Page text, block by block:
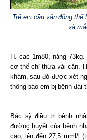
Trẻ em cần vận động
và
H. cao 1m80, nặng
cơ thể chỉ thừa vài cân.
khám, sau đó được xét
thông báo em bị bệnh đái
Bác sỹ điều trị bệnh
đường huyết của bệnh
cao, lên đến 27,5 mml/l